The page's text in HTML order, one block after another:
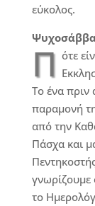
εύκολος.
Π ότε
Το ένα
παραμονή
από την
Πάσχα και
γνωρίζουμε
το